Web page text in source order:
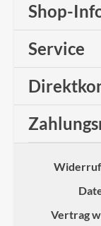
Shop-
Service
Vertrag